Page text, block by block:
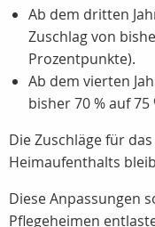
Ab dem dritten
Zuschlag von
Prozentpunkte).
Ab dem vierten
bisher70 %auf75
Die Zuschläge für das
Heimaufenthalts
Diese Anpassungen
Pflegeheimen